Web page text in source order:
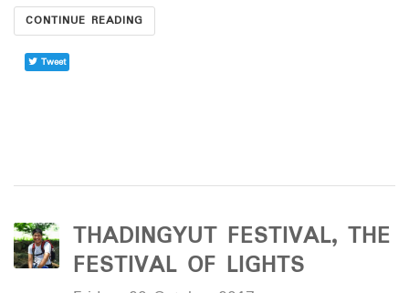
CONTINUE READING
Tweet
THADINGYUT FESTIVAL, THE
FESTIVAL OF LIGHTS